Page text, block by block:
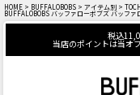
HOME > BUFFALOBOBS > アイテム別 >
BUFFALOBOBS バッファローボブズ バッファ
税込
当店のポイントは当オ